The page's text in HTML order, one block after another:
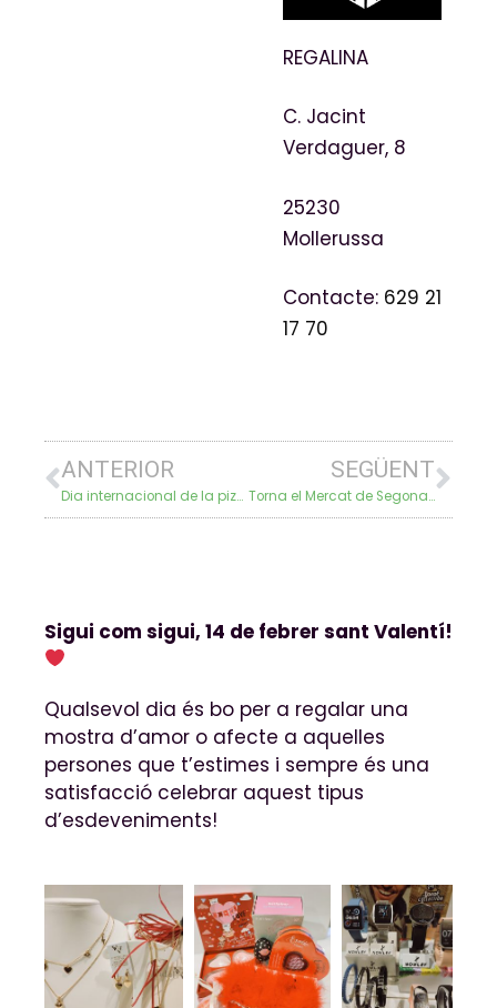
REGALINA
C. Jacint
Verdaguer, 8
25230
Mollerussa
Contacte: 629 21
17 70
ANTERIOR
Dia internacional de la pizza!
SEGÜENT
Torna el Mercat de Segona Mà!
Sigui com sigui, 14 de febrer sant Valentí!
Qualsevol dia és bo per a regalar una
mostra d’amor o afecte a aquelles
persones que t’estimes i sempre és una
satisfacció celebrar aquest tipus
d’esdeveniments!